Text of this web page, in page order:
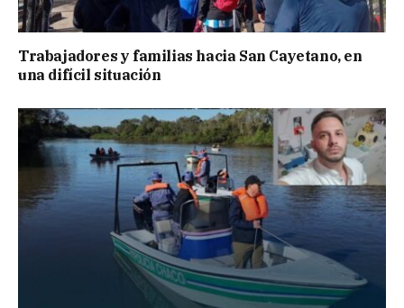
Trabajadores y familias hacia San Cayetano, en
una difícil situación